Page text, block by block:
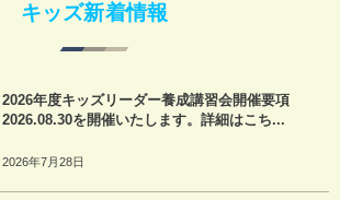
キッズ新着情報
2026年度キッズリーダー養成講習会開催要項
2026.08.30を開催いたします。詳細はこち...
2026年7月28日